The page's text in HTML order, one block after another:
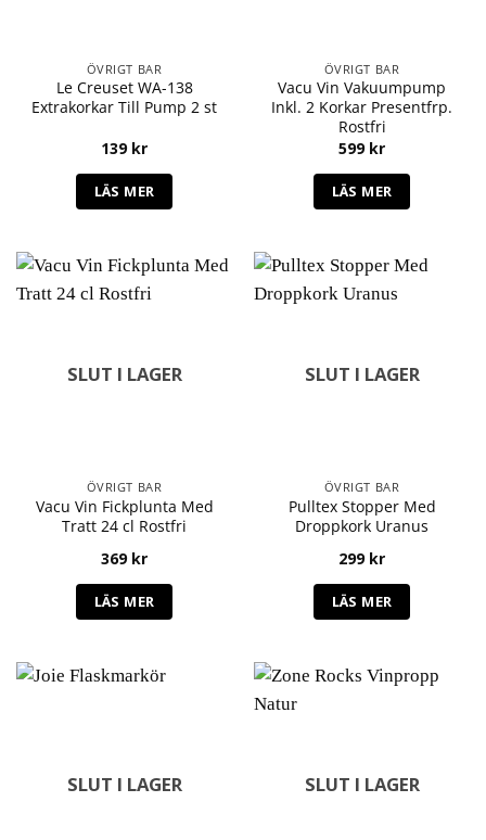
ÖVRIGT BAR
Le Creuset WA-138
Extrakorkar Till Pump 2 st
139 kr
LÄS MER
ÖVRIGT BAR
Vacu Vin Vakuumpump
Inkl. 2 Korkar Presentfrp.
Rostfri
599 kr
LÄS MER
SLUT I LAGER
ÖVRIGT BAR
Vacu Vin Fickplunta Med
Tratt 24 cl Rostfri
369 kr
LÄS MER
SLUT I LAGER
ÖVRIGT BAR
Pulltex Stopper Med
Droppkork Uranus
299 kr
LÄS MER
SLUT I LAGER SLUT I LAGER